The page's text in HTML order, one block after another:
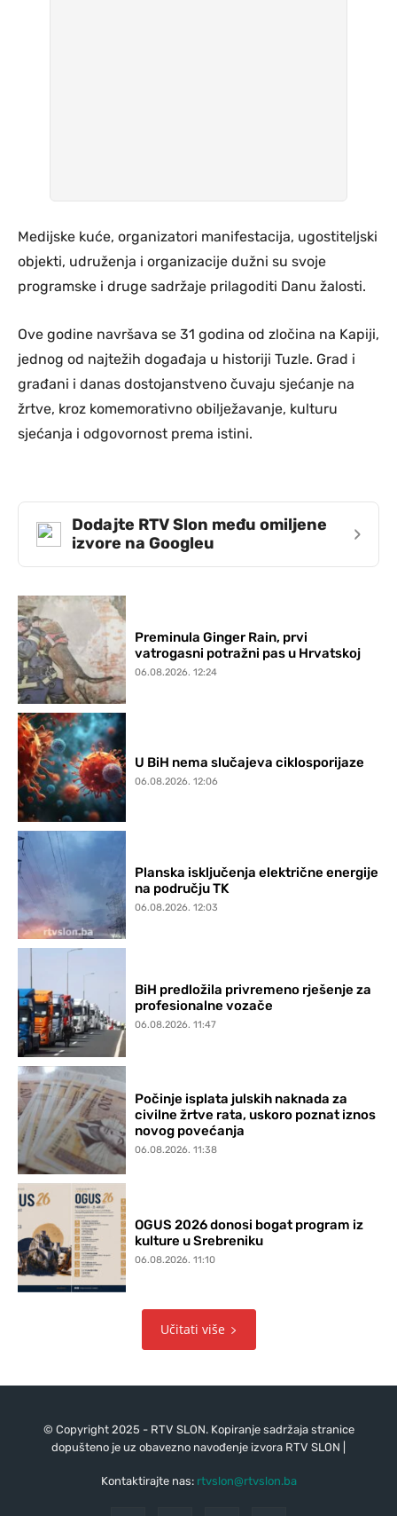
Medijske kuće, organizatori manifestacija, ugostiteljski
objekti, udruženja i organizacije dužni su svoje
programske i druge sadržaje prilagoditi Danu žalosti.
Ove godine navršava se 31 godina od zločina na Kapiji,
jednog od najtežih događaja u historiji Tuzle. Grad i
građani i danas dostojanstveno čuvaju sjećanje na
žrtve, kroz komemorativno obilježavanje, kulturu
sjećanja i odgovornost prema istini.
Dodajte RTV Slon među omiljene
izvore na Googleu
›
Preminula Ginger Rain, prvi
vatrogasni potražni pas u Hrvatskoj
06.08.2026. 12:24
U BiH nema slučajeva ciklosporijaze
06.08.2026. 12:06
Planska isključenja električne energije
na području TK
06.08.2026. 12:03
BiH predložila privremeno rješenje za
profesionalne vozače
06.08.2026. 11:47
Počinje isplata julskih naknada za
civilne žrtve rata, uskoro poznat iznos
novog povećanja
06.08.2026. 11:38
OGUS 2026 donosi bogat program iz
kulture u Srebreniku
06.08.2026. 11:10
Učitati više
© Copyright 2025 - RTV SLON. Kopiranje sadržaja stranice
dopušteno je uz obavezno navođenje izvora RTV SLON |
Kontaktirajte nas: rtvslon@rtvslon.ba